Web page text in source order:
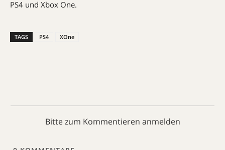
PS4 und Xbox One.
TAGS PS4 XOne
Bitte zum Kommentieren anmelden